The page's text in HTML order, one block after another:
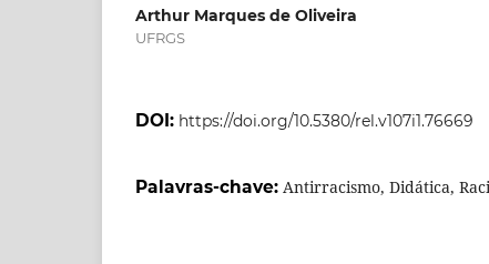
Arthur Marques de Oliveira
UFRGS
DOI: https://doi.org/10.5380/rel.v107i1.76669
Palavras-chave: Antirracismo, Didática,